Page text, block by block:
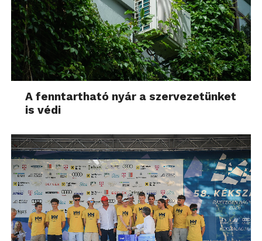
A fenntartható nyár a szervezetünket
is védi